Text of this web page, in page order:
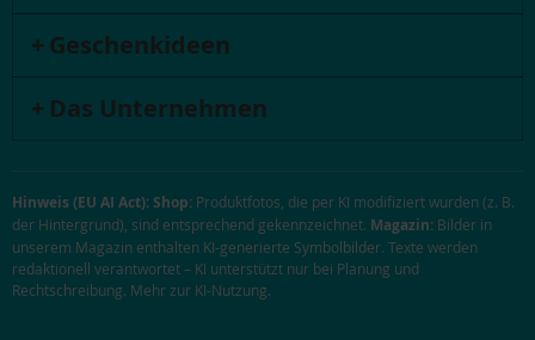
Geschenkideen
Das Unternehmen
Hinweis (EU AI Act):Shop: Produktfotos, die per KI modifiziert wurden (z. B.
der Hintergrund), sind entsprechend gekennzeichnet. Magazin: Bilder in
unserem Magazin enthalten KI-generierte Symbolbilder. Texte werden
redaktionell verantwortet – KI unterstützt nur bei Planung und
Rechtschreibung. Mehr zur KI-Nutzung.